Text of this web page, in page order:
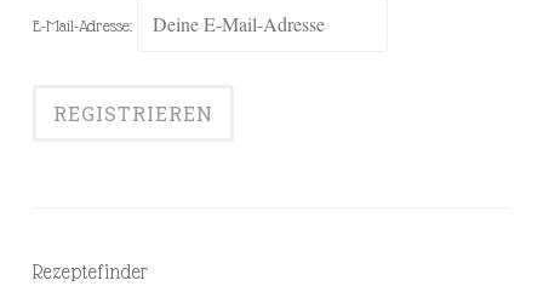
E-Mail-Adresse:
Rezeptefinder